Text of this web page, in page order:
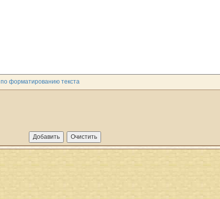
по форматированию текста